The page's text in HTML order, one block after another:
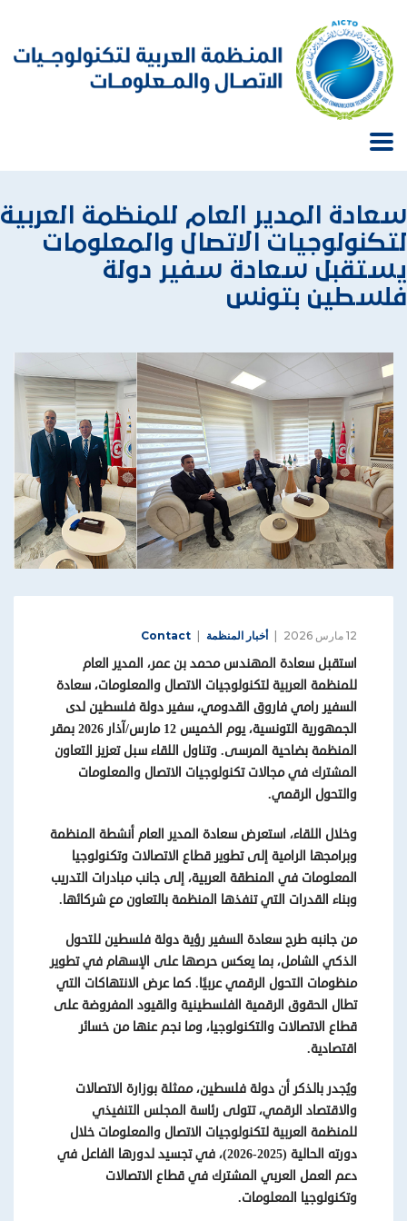
سعادة المدير العام للمنظمة العربية
لتكنولوجيات الاتصال والمعلومات
يستقبل سعادة سفير دولة
فلسطين بتونس
12 مارس 2026 أخبار المنظمة Contact
استقبل سعادة المهندس محمد بن عمر، المدير العام
للمنظمة العربية لتكنولوجيات الاتصال والمعلومات، سعادة
السفير رامي فاروق القدومي، سفير دولة فلسطين لدى
الجمهورية التونسية، يوم الخميس 12
مارس/آذار 2026 بمقر
المنظمة بضاحية المرسى. وتناول اللقاء سبل تعزيز التعاون
المشترك في مجالات تكنولوجيات الاتصال والمعلومات
والتحول الرقمي.
وخلال اللقاء، استعرض سعادة المدير العام أنشطة المنظمة
وبرامجها الرامية إلى تطوير قطاع الاتصالات وتكنولوجيا
المعلومات في المنطقة العربية، إلى جانب مبادرات التدريب
وبناء القدرات التي تنفذها المنظمة بالتعاون مع شركائها.
من جانبه طرح سعادة السفير رؤية دولة فلسطين للتحول
الذكي الشامل، بما يعكس حرصها على الإسهام في تطوير
منظومات التحول الرقمي عربيًا. كما عرض الانتهاكات التي
تطال الحقوق الرقمية الفلسطينية والقيود المفروضة على
قطاع الاتصالات والتكنولوجيا، وما نجم عنها من خسائر
اقتصادية.
ويُجدر بالذكر أن دولة فلسطين، ممثلة بوزارة الاتصالات
والاقتصاد الرقمي، تتولى رئاسة المجلس التنفيذي
للمنظمة العربية لتكنولوجيات الاتصال والمعلومات خلال
دورته الحالية (2025-2026)، في تجسيد لدورها الفاعل في
دعم العمل العربي المشترك في قطاع الاتصالات
وتكنولوجيا المعلومات.